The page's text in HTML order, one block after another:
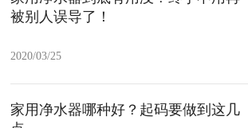
被别人误导了！
2020/03/25
家用净水器哪种好？起码要做到这几